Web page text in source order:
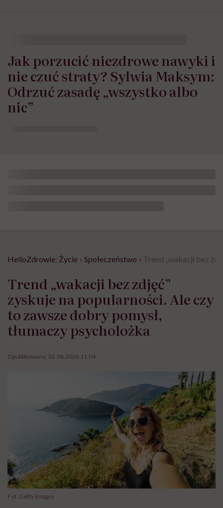
Jak porzucić niezdrowe nawyki i
nie czuć straty? Sylwia Maksym:
Odrzuć zasadę „wszystko albo
nic”
HelloZdrowie: Życie › Społeczeństwo › Trend „wakacji bez
Trend „wakacji bez zdjęć”
zyskuje na popularności. Ale czy
to zawsze dobry pomysł,
tłumaczy psycholożka
Opublikowano: 02.06.2026 11:04
Fot. Getty Images